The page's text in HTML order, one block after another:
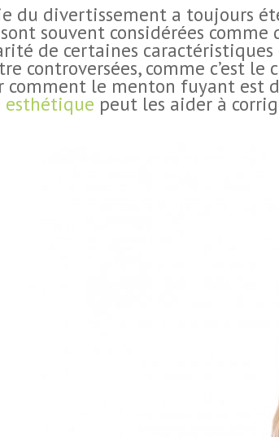
du divertissement a toujours
sont souvent considérées
de certaines caractéristiques
controversées, comme c’est
comment le menton fuyant est
peut les aider à